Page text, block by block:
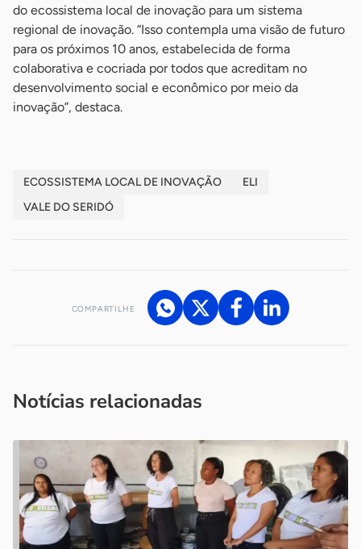
do ecossistema local de inovação para um sistema
regional de inovação. “Isso contempla uma visão de futuro
para os próximos 10 anos, estabelecida de forma
colaborativa e cocriada por todos que acreditam no
desenvolvimento social e econômico por meio da
inovação”, destaca.
ECOSSISTEMA LOCAL DE INOVAÇÃO
ELI
VALE DO SERIDÓ
COMPARTILHE
Notícias relacionadas